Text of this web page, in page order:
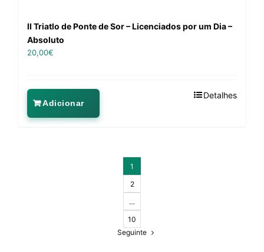
II Triatlo de Ponte de Sor – Licenciados por um Dia –
Absoluto
20,00€
Adicionar
Detalhes
1
2
…
10
Seguinte